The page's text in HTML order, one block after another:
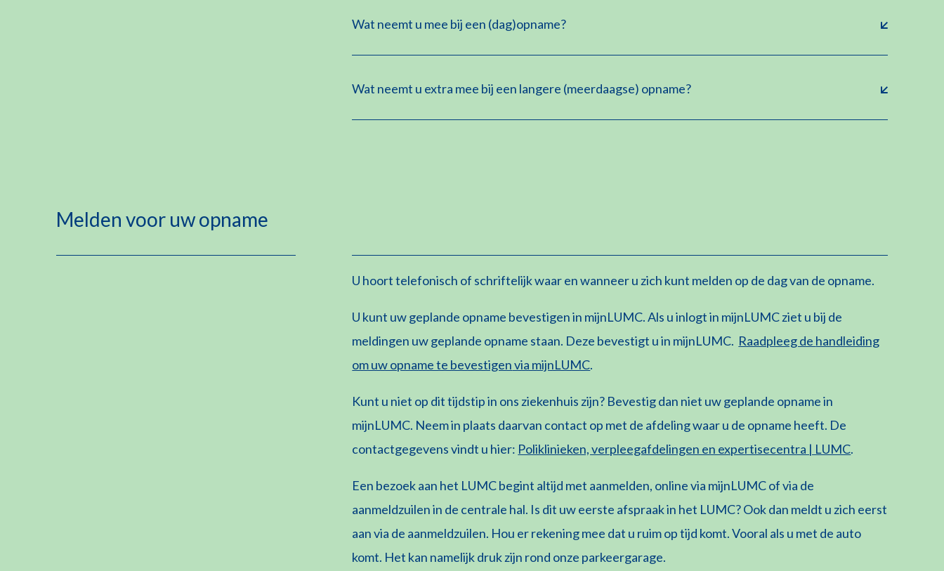
Wat neemt u mee bij een (dag)opname?
Wat neemt u extra mee bij een langere (meerdaagse) opname?
Melden voor uw opname
U hoort telefonisch of schriftelijk waar en wanneer u zich kunt melden op de dag van de opname.
U kunt uwgeplande opname bevestigen in mijnLUMC. Als u inlogt in mijnLUMCziet u bij de
meldingen uw geplande opname staan. Deze bevestigt u in mijnLUMC. Raadpleeg de handleiding
om uw opname te bevestigenvia mijnLUMC.
Kunt u niet op dit tijdstip in ons ziekenhuis zijn? Bevestigdan niet uwgeplande opnamein
mijnLUMC. Neemin plaats daarvan contact op met de afdeling waar u de opname heeft. De
contactgegevens vindt u hier: Poliklinieken, verpleegafdelingen en expertisecentra | LUMC.
Een bezoekaan het LUMC begint altijd met aanmelden, online via mijnLUMCofvia de
aanmeldzuilen in de centrale hal. Is dit uw eerste afspraak in het LUMC? Ook dan meldt u zich eerst
aan via de aanmeldzuilen. Hou er rekening mee dat u ruim op tijd komt.Vooral als u met de auto
komt. Het kan namelijk druk zijn rond onze parkeergarage.